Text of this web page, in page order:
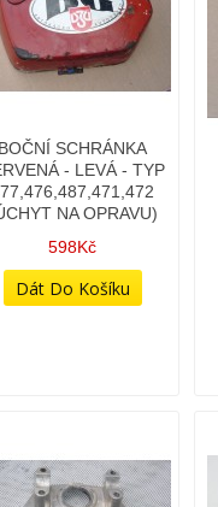
BOČNÍ SCHRÁNKA
- LEVÁ - TYP
NA OPRAVU)
598Kč